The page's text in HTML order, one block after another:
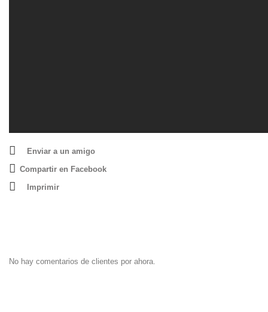
Enviar a un amigo
Compartir en Facebook
Imprimir
No hay comentarios de clientes por ahora.